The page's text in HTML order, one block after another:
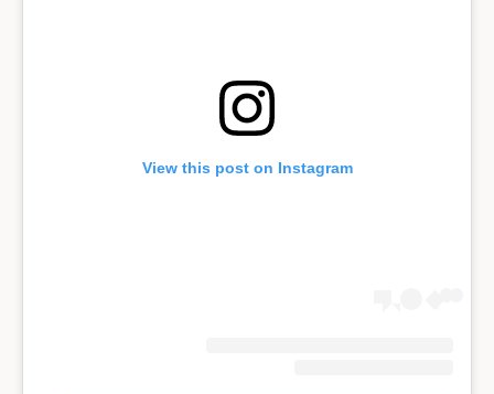
View this post on Instagram